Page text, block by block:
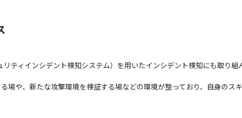
リティインシデント検知システム）を用いたインシデント検知にも取り
場や、新たな攻撃環境を検証する場などの環境が整っており、自身のス